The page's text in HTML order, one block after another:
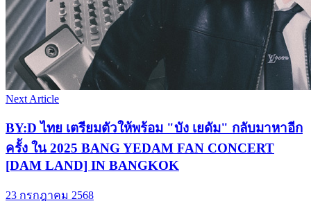
Next Article
BY:D ไทย เตรียมตัวให้พร้อม "บัง เยดัม" กลับมาหาอีก
ครั้ง ใน 2025 BANG YEDAM FAN CONCERT
[DAM LAND] IN BANGKOK
23 กรกฎาคม 2568